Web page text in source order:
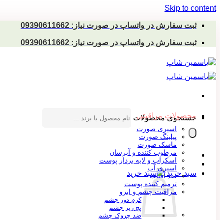
Skip to content
ثبت سفارش در واتساپ در صورت نیاز: 09390611662
ثبت سفارش در واتساپ در صورت نیاز: 09390611662
جستجوی محصولات
سبد خرید
محصولات مراقبتی
اسپری صورت
پیلینگ صورت
ماسک صورت
مرطوب کننده و آبرسان
اسکراب و لایه بردار پوست
اسپری آب
ضد آفتاب
ترمیم کننده پوست
مراقبت چشم و ابرو
کرم دور چشم
پچ زیر چشم
ضد چروک چشم